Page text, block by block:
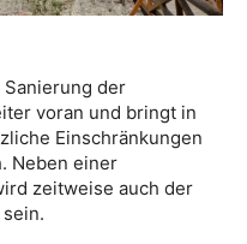
der
voran und bringt in
Einschränkungen
Neben einer
zeitweise auch der